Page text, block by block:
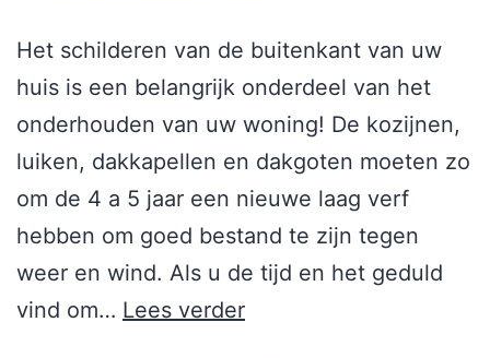
Het schilderen van de buitenkant van uw
huis is een belangrijk onderdeel van het
onderhouden van uw woning! De kozijnen,
luiken, dakkapellen en dakgoten moeten zo
om de 4 a 5 jaar een nieuwe laag verf
hebben om goed bestand te zijn tegen
weer en wind. Als u de tijd en het geduld
vind om… Lees verder